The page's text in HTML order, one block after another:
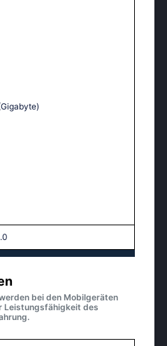
bei den Mobilgeräten
Leistungsfähigkeit des